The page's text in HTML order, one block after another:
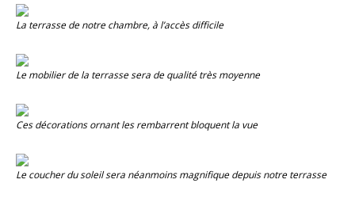
La terrasse de notre chambre, à l’accès difficile
Le mobilier de la terrasse sera de qualité très moyenne
Ces décorations ornant les rembarrent bloquent la vue
Le coucher du soleil sera néanmoins magnifique depuis notre terrasse